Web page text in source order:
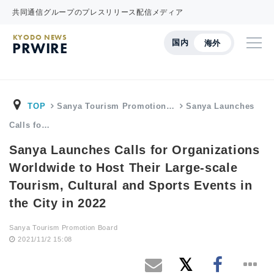
共同通信グループのプレスリリース配信メディア
国内 海外
KYODO NEWS
PRWIRE
TOP Sanya Tourism Promotion… Sanya Launches
Calls fo…
Sanya Launches Calls for Organizations
Worldwide to Host Their Large-scale
Tourism, Cultural and Sports Events in
the City in 2022
Sanya Tourism Promotion Board
2021/11/2 15:08